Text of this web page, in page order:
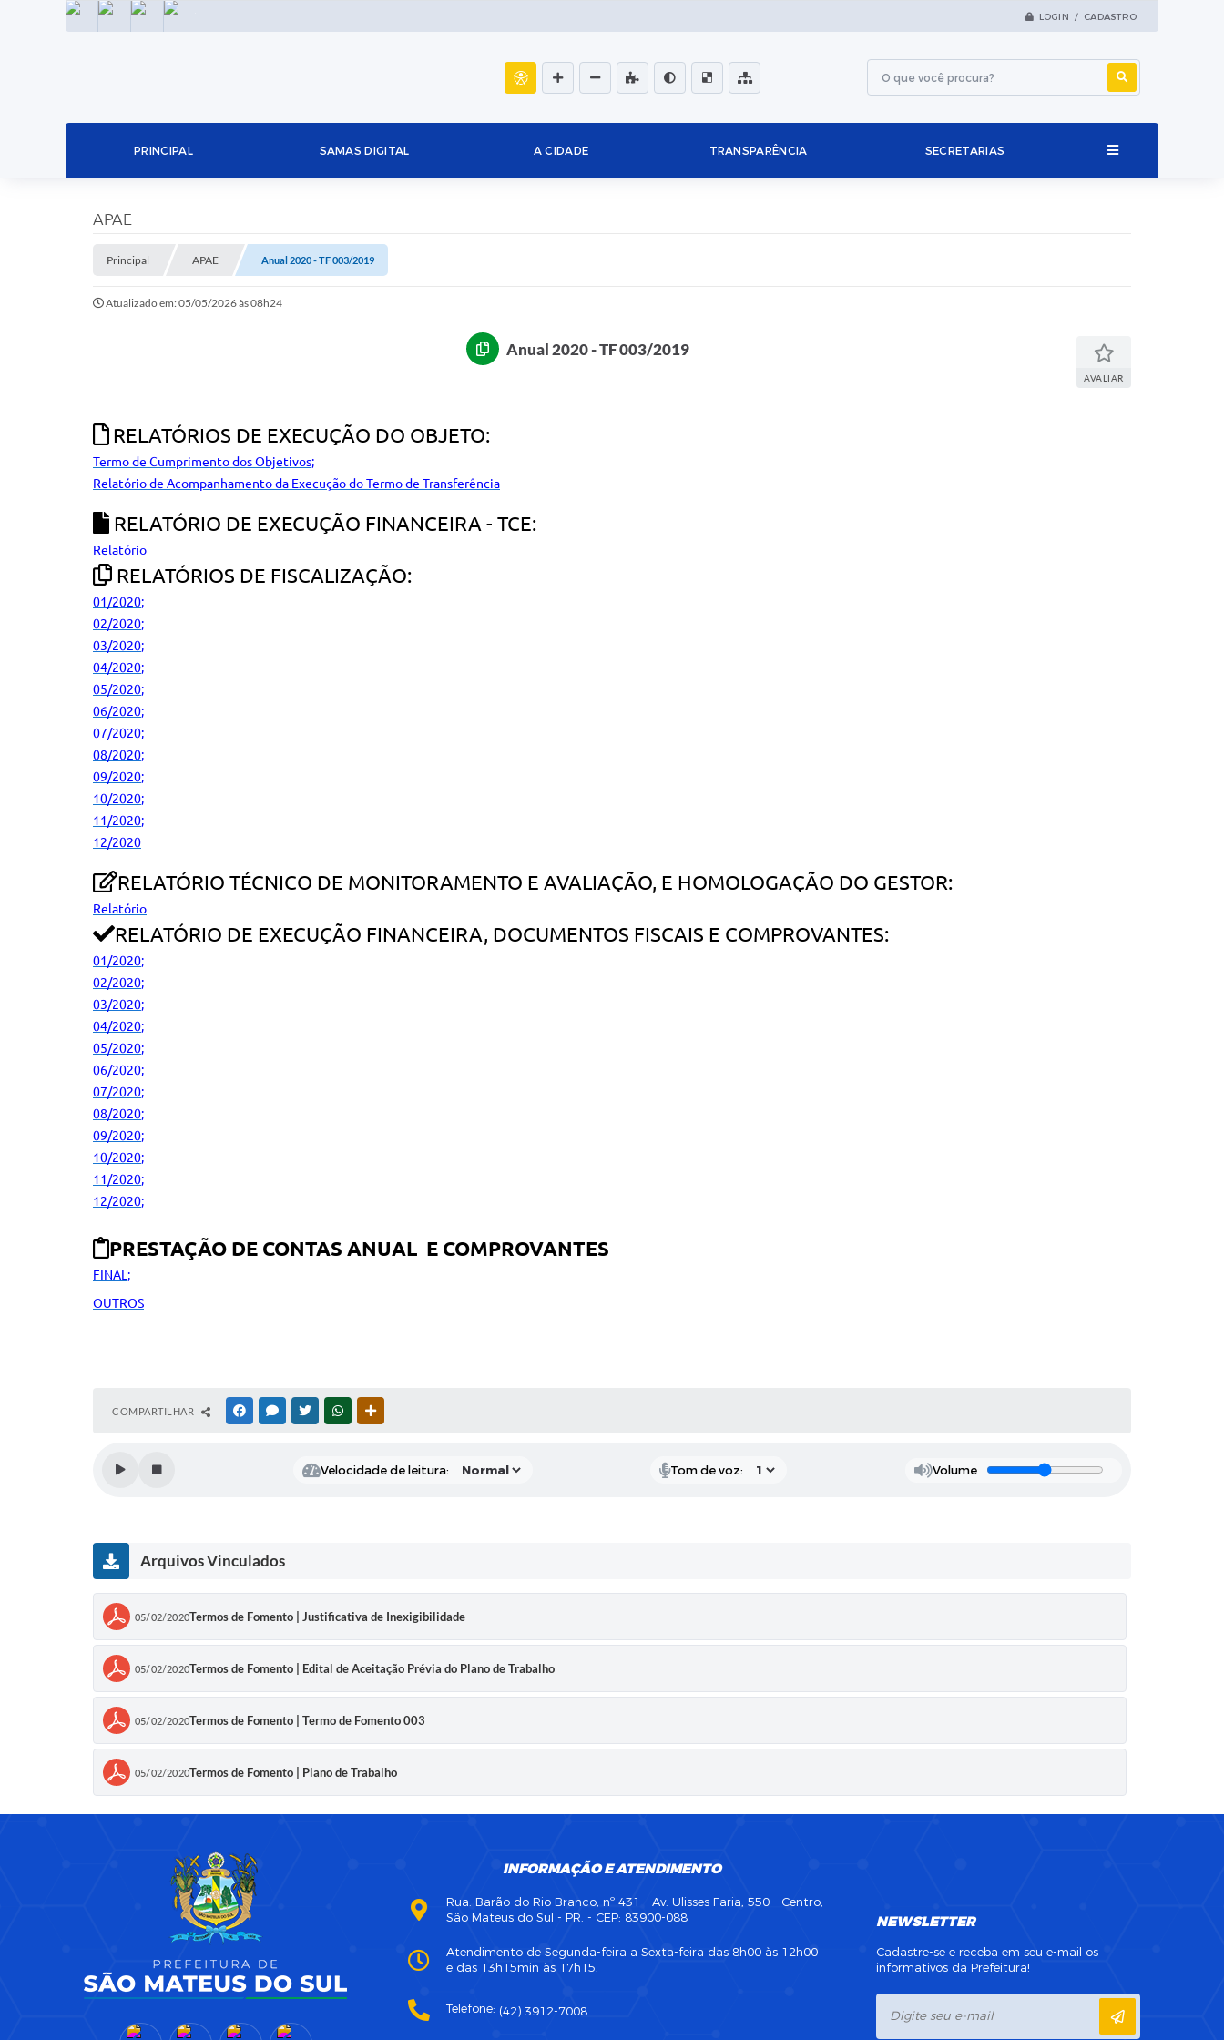
LOGIN / CADASTRO
INSTAGRAMFACEBOOKLINKEDIN
PRINCIPAL SAMAS DIGITAL A CIDADE TRANSPARÊNCIA SECRETARIAS
APAE
Principal APAE Anual 2020 - TF 003/2019
Atualizado em: 05/05/2026 às 08h24
Anual 2020 - TF 003/2019
AVALIAR
RELATÓRIOS DE EXECUÇÃO DO OBJETO:
Termo de Cumprimento dos Objetivos;
Relatório de Acompanhamento da Execução do Termo de Transferência
RELATÓRIO DE EXECUÇÃO FINANCEIRA - TCE:
Relatório
RELATÓRIOS DE FISCALIZAÇÃO:
01/2020;
02/2020;
03/2020;
04/2020;
05/2020;
06/2020;
07/2020;
08/2020;
09/2020;
10/2020;
11/2020;
12/2020
RELATÓRIO TÉCNICO DE MONITORAMENTO E AVALIAÇÃO, E HOMOLOGAÇÃO DO GESTOR:
Relatório
RELATÓRIO DE EXECUÇÃO FINANCEIRA, DOCUMENTOS FISCAIS E COMPROVANTES:
01/2020;
02/2020;
03/2020;
04/2020;
05/2020;
06/2020;
07/2020;
08/2020;
09/2020;
10/2020;
11/2020;
12/2020;
PRESTAÇÃO DE CONTAS ANUAL E COMPROVANTES
FINAL ;
OUTROS
COMPARTILHAR FACEBOOKMESSENGER
TWITTERWHATSAPP
Velocidade de leitura: Tom de voz: Volume
Arquivos Vinculados
05/02/2020Termos de Fomento | Justificativa de Inexigibilidade
05/02/2020Termos de Fomento | Edital de Aceitação Prévia do Plano de Trabalho
05/02/2020Termos de Fomento | Termo de Fomento 003
05/02/2020Termos de Fomento | Plano de Trabalho
INFORMAÇÃO E ATENDIMENTO
Rua: Barão do Rio Branco, nº 431 - Av. Ulisses Faria, 550 - Centro,
São Mateus do Sul - PR. - CEP: 83900-088
Atendimento de Segunda-feira a Sexta-feira das 8h00 às 12h00
e das 13h15min às 17h15.
Telefone: (42) 3912-7008
NEWSLETTER
Cadastre-se e receba em seu e-mail os
informativos da Prefeitura!